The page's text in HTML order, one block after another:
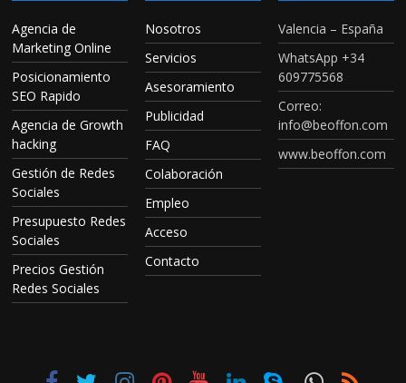
Agencia de
Marketing Online
Posicionamiento
SEO Rapido
Agencia de Growth
hacking
Gestión de Redes
Sociales
Presupuesto Redes
Sociales
Precios Gestión
Redes Sociales
Nosotros
Servicios
Asesoramiento
Publicidad
FAQ
Colaboración
Empleo
Acceso
Contacto
Valencia – España
WhatsApp +34
609775568
Correo:
info@beoffon.com
www.beoffon.com